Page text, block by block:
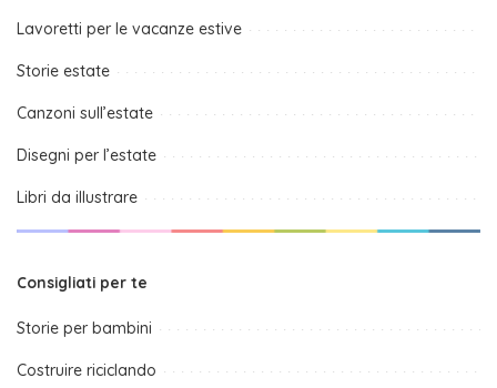
Lavoretti per le vacanze estive
Storie estate
Canzoni sull’estate
Disegni per l’estate
Libri da illustrare
Consigliati per te
Storie per bambini
Costruire riciclando